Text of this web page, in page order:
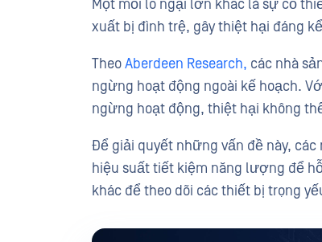
Một mối lo ngại lớn khác là sự cố
xuất bị đình trệ, gây thiệt hại đáng
TheoAberdeen Research, các nhà
ngừng hoạt động ngoài kế hoạch.
ngừng hoạt động, thiệt hại không
Để giải quyết những vấn đề này,
hiệu suất tiết kiệm năng lượng để
khác để theo dõi các thiết bị trọng